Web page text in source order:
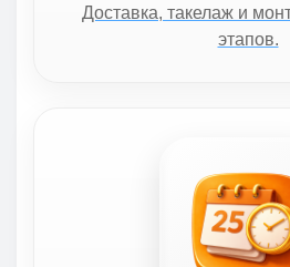
Доставка, такелаж и
этапов.